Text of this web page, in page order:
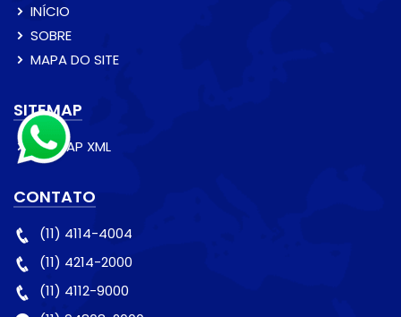
INÍCIO
SOBRE
MAPA DO SITE
SITEMAP
SITEMAP XML
CONTATO
(11) 4114-4004
(11) 4214-2000
(11) 4112-9000